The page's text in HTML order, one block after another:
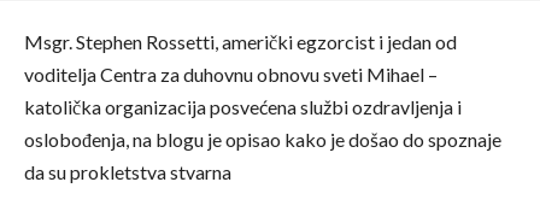
Msgr. Stephen Rossetti, američki egzorcist i jedan od
voditelja Centra za duhovnu obnovu sveti Mihael –
katolička organizacija posvećena službi ozdravljenja i
oslobođenja, na blogu je opisao kako je došao do spoznaje
da su prokletstva stvarna